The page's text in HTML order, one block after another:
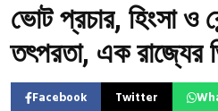
ভোট প্রচার, হিংসা ও
তৎপরতা, এক রাজ্যের
Facebook Twitter